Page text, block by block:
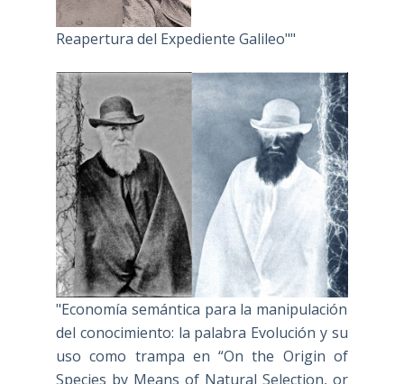
Reapertura del Expediente Galileo""
"Economía semántica para la manipulación
del conocimiento: la palabra Evolución y su
uso como trampa en “On the Origin of
Species by Means of Natural Selection, or